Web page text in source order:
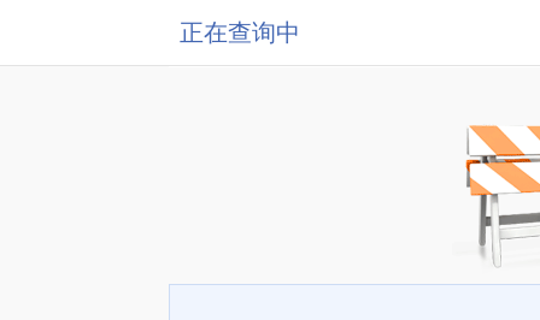
正在查询中